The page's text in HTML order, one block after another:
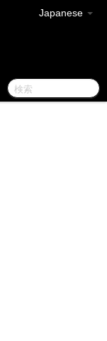
Japanese
Windows
Windows リ
ド